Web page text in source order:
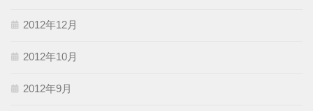
2012年12月
2012年10月
2012年9月